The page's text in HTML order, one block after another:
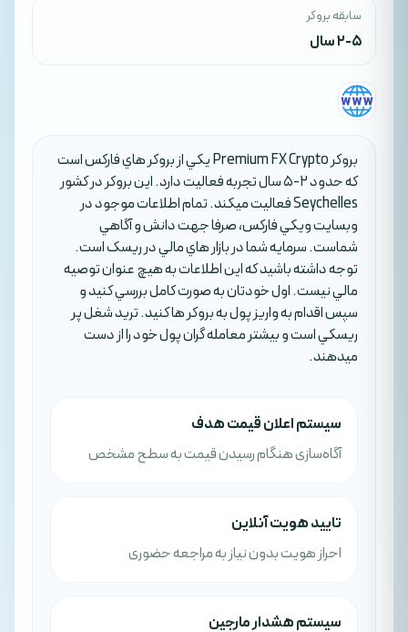
سابقه بروکر
2-5 سال
بروکر Premium FX Crypto يکي از بروکر هاي فارکس است
که حدود 2-5 سال تجربه فعاليت دارد. اين بروکر در کشور
Seychelles فعاليت ميکند. تمام اطلاعات موجود در
وبسايت ويکي فارکس، صرفا جهت دانش و آگاهي
شماست. سرمايه شما در بازار هاي مالي در ريسک است.
توجه داشته باشيد که اين اطلاعات به هيچ عنوان توصيه
مالي نيست. اول خودتان به صورت کامل بررسي کنيد و
سپس اقدام به واريز پول به بروکر ها کنيد. تريد شغل پر
ريسکي است و بيشتر معامله گران پول خود را از دست
ميدهند.
سیستم اعلان قیمت هدف
آگاه‌سازی هنگام رسیدن قیمت به سطح مشخص
تایید هویت آنلاین
احراز هویت بدون نیاز به مراجعه حضوری
سیستم هشدار مارجین